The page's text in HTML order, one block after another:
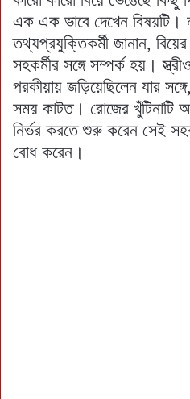
এক এক ভাবে দেখেন
তথ্যপ্রযুক্তিকর্মী জানান,
সহকর্মীর সঙ্গে সম্পর্ক হয়।
পরকীয়ায় জড়িয়েছিলেন যার
সময় কাটত। রোজের খুঁটিনাটি
নির্ভর করতে শুরু করেন সেই
বোধ করেন।